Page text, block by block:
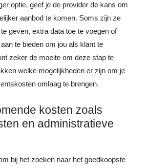
optie, geef je de provider de kans om
aanbod te komen. Soms zijn ze
geven, extra data toe te voegen of
te bieden om jou als klant te
zeker de moeite om deze stap te
welke mogelijkheden er zijn om je
omlaag te brengen.
kosten zoals
en administratieve
bij het zoeken naar het goedkoopste